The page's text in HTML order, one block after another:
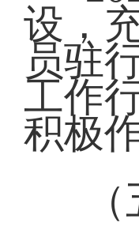
设，
员驻
工作
积极